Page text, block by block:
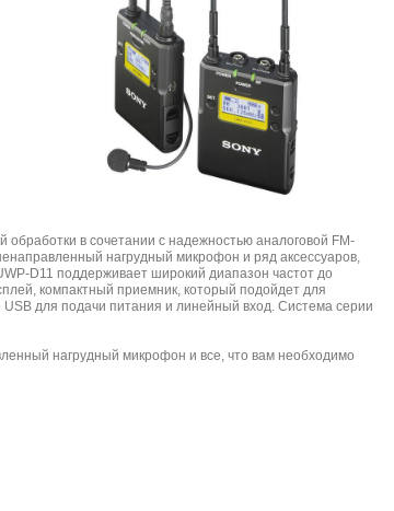
в сочетании с надежностью аналоговой FM-
нагрудный микрофон и ряд аксессуаров,
D11 поддерживает широкий диапазон частот до
компактный приемник, который подойдет для
для подачи питания и линейный вход. Система серии
нагрудный микрофон и все, что вам необходимо